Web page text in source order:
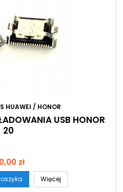
HUAWEI / HONOR
USB HONOR
20
zł
Więcej